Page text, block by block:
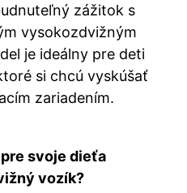
zážitok s
vysokozdvižným
je ideálny pre deti
si chcú vyskúšať
zariadením.
svoje dieťa
vozík?